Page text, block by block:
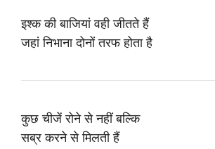
इश्क की बाजियां वही जीतते हैं
जहां निभाना दोनों तरफ होता है
कुछ चीजें रोने से नहीं बल्कि
सब्र करने से मिलती हैं